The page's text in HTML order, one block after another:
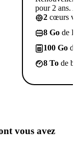
pour 2 ans.
2 cœurs
8 Go de
100 Go
8 To de
vous avez